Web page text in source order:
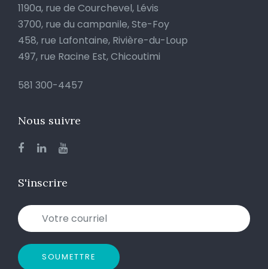
1190a, rue de Courchevel, Lévis
3700, rue du campanile, Ste-Foy
458, rue Lafontaine, Rivière-du-Loup
497, rue Racine Est, Chicoutimi
581 300-4457
Nous suivre
S'inscrire
SOUMETTRE